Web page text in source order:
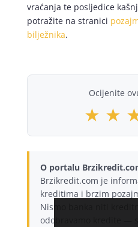
vraćanja te posljedice
potražite na stranici
bilježnika.
Ocijenite
★ ★
O portalu
Brzikredit.com je
kreditima i brzim
Nismo banka niti
odobravamo kredite —